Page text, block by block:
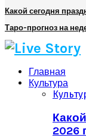
Какой сегодня
Таро-прогноз на
Главная
Культура
2026